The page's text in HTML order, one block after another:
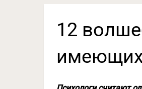
12